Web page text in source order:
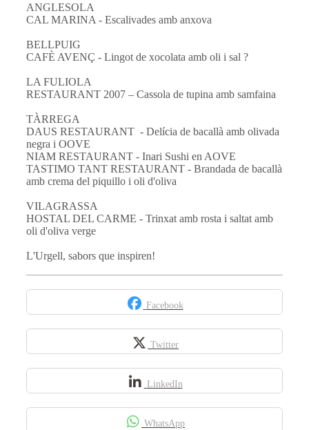
ANGLESOLA
CAL MARINA - Escalivades amb anxova
BELLPUIG
CAFÈ AVENÇ - Lingot de xocolata amb oli i sal ?
LA FULIOLA
RESTAURANT 2007 – Cassola de tupina amb samfaina
TÀRREGA
DAUS RESTAURANT - Delícia de bacallà amb olivada
negra i OOVE
NIAM RESTAURANT - Inari Sushi en AOVE
TASTIMO TANT RESTAURANT - Brandada de bacallà
amb crema del piquillo i oli d'oliva
VILAGRASSA
HOSTAL DEL CARME - Trinxat amb rosta i saltat amb
oli d'oliva verge
L'Urgell, sabors que inspiren!
Facebook
Twitter
LinkedIn
WhatsApp